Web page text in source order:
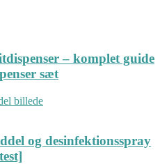
– komplet guide
sæt
og desinfektionsspray